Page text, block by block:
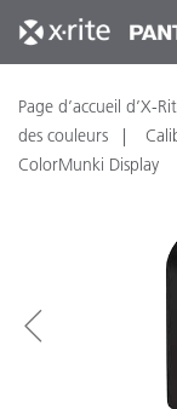
Page d’accueil d’X-
des couleurs
ColorMunki Display